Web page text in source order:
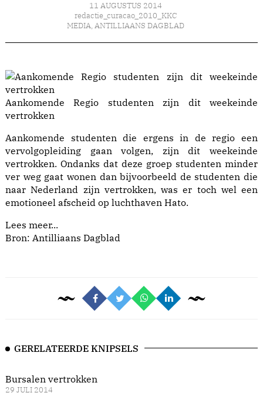
11 AUGUSTUS 2014
redactie_curacao_2010_KKC
MEDIA, ANTILLIAANS DAGBLAD
Aankomende Regio studenten zijn dit weekeinde
vertrokken
Aankomende studenten die ergens in de regio een
vervolgopleiding gaan volgen, zijn dit weekeinde
vertrokken. Ondanks dat deze groep studenten minder
ver weg gaat wonen dan bijvoorbeeld de studenten die
naar Nederland zijn vertrokken, was er toch wel een
emotioneel afscheid op luchthaven Hato.
Lees meer...
Bron: Antilliaans Dagblad
GERELATEERDE KNIPSELS
Bursalen vertrokken
29 JULI 2014